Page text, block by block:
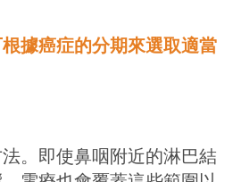
據癌症的分期來選取適當
。即使鼻咽附近的淋巴結